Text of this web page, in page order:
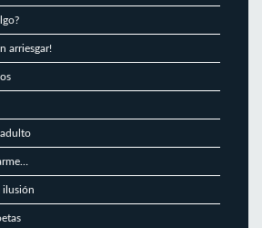
arriesgar!
ilusión